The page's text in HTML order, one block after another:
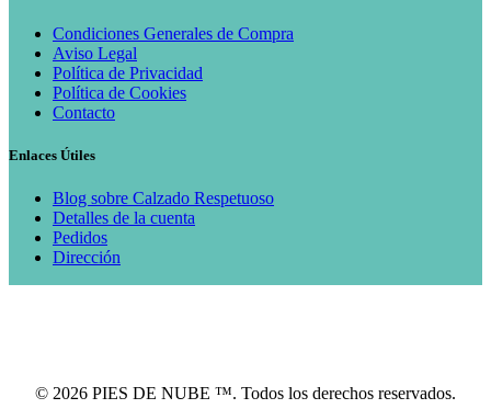
Condiciones Generales de Compra
Aviso Legal
Política de Privacidad
Política de Cookies
Contacto
Enlaces Útiles
Blog sobre Calzado Respetuoso
Detalles de la cuenta
Pedidos
Dirección
© 2026 PIES DE NUBE ™. Todos los derechos reservados.